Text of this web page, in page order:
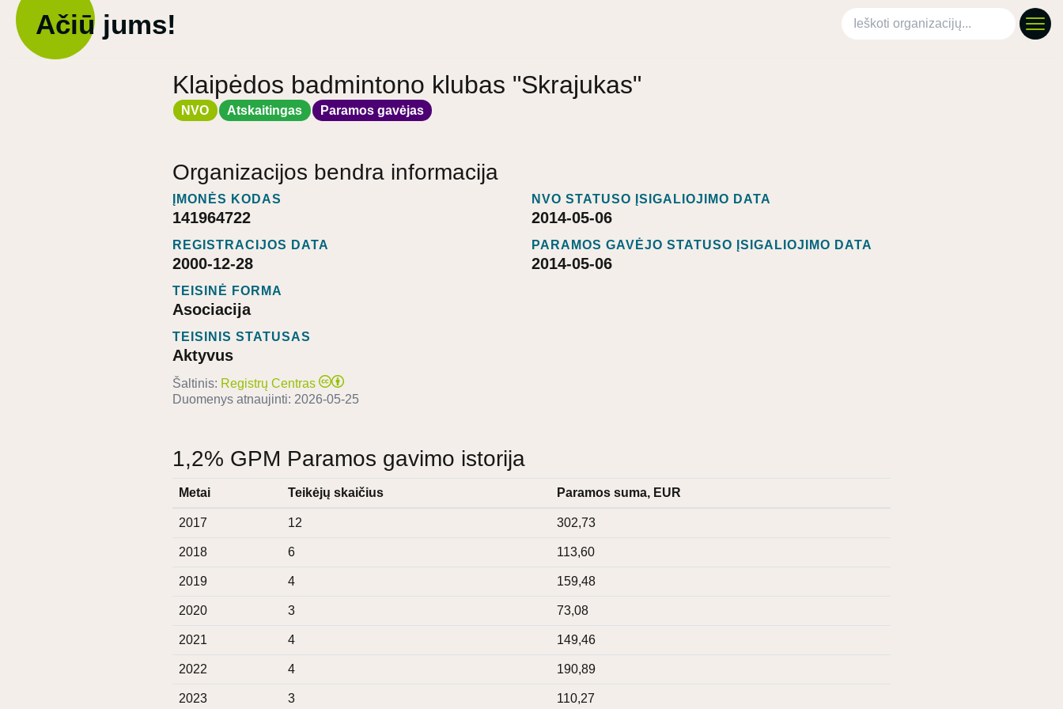
Ačiū jums! Ieškoti organizacijų
Klaipėdos badmintono klubas "Skrajukas"
NVO Atskaitingas Paramos gavėjas
Organizacijos bendra informacija
ĮMONĖS KODAS
141964722
REGISTRACIJOS DATA
2000-12-28
TEISINĖ FORMA
Asociacija
TEISINIS STATUSAS
Aktyvus
NVO STATUSO ĮSIGALIOJIMO DATA
2014-05-06
PARAMOS GAVĖJO STATUSO ĮSIGALIOJIMO DATA
2014-05-06
Šaltinis: Registrų Centras
Duomenys atnaujinti: 2026-05-25
1,2% GPM Paramos gavimo istorija
Metai Teikėjų skaičius Paramos suma, EUR
2017 12 302,73
2018 6 113,60
2019 4 159,48
2020 3 73,08
2021 4 149,46
2022 4 190,89
2023 3 110,27